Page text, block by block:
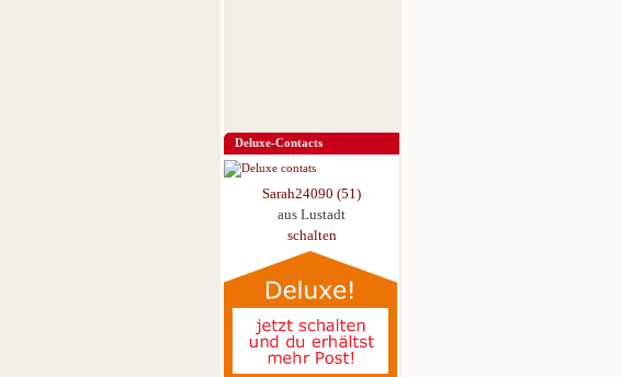
Deluxe-Contacts
Sarah24090 (51)
aus Lustadt
schalten